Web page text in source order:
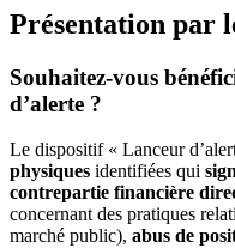
Présentation par
Souhaitez-vous
d’alerte ?
Le dispositif « Lanceur
physiques identifiées qui
contrepartie financière
concernant des pratiques
marché public), abus de